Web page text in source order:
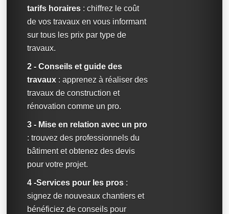
tarifs horaires : chiffrez le coût
de vos travaux en vous informant
sur tous les prix par type de
travaux.
2 - Conseils et guide des
travaux : apprenez à réaliser des
travaux de construction et
rénovation comme un pro.
3 - Mise en relation avec un pro
: trouvez des professionnels du
bâtiment et obtenez des devis
pour votre projet.
4 -Services pour les pros :
signez de nouveaux chantiers et
bénéficiez de conseils pour